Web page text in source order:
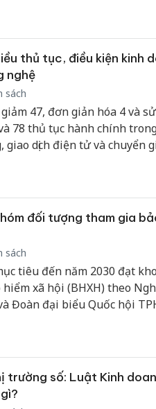
thủ tục, điều kiện kinh
nghệ
sách
47, đơn giản hóa 4 và
78 thủ tục hành chính
dịch điện tử và chuyển
đối tượng tham gia
sách
tiêu đến năm 2030 đạt
xã hội (BHXH) theo
Đoàn đại biểu Quốc hội
trường số: Luật Kinh